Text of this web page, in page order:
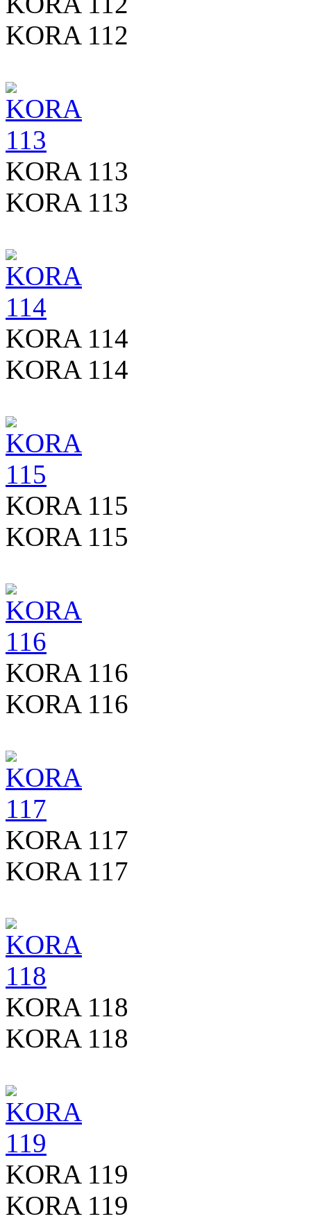
KORA 112
KORA 113
KORA 113
KORA 114
KORA 114
KORA 115
KORA 115
KORA 116
KORA 116
KORA 117
KORA 117
KORA 118
KORA 118
KORA 119
KORA 119